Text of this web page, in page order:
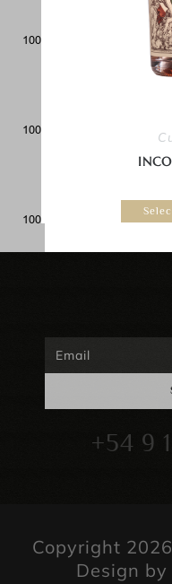
+54 9
Copyright
Design by